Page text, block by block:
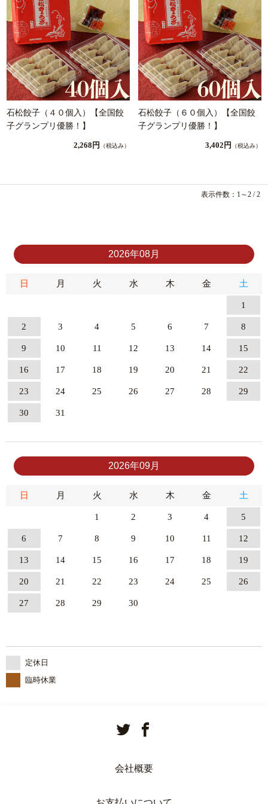
石松餃子（４０個入）【全国餃
子グランプリ優勝！】
2,268円 （税込み）
石松餃子（６０個入）【全国餃
子グランプリ優勝！】
3,402円 （税込み）
表示件数：1～2 / 2
2026年08月
日 月 火 水 木 金 土
1
2 3 4 5 6 7 8
9 10 11 12 13 14 15
16 17 18 19 20 21 22
23 24 25 26 27 28 29
30 31
2026年09月
日 月 火 水 木 金 土
1 2 3 4 5
6 7 8 9 10 11 12
13 14 15 16 17 18 19
20 21 22 23 24 25 26
27 28 29 30
定休日
臨時休業
会社概要